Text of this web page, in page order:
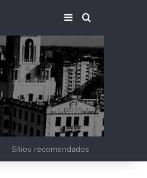
BARRA LATERAL
BUSCAR
Sitios recomendados